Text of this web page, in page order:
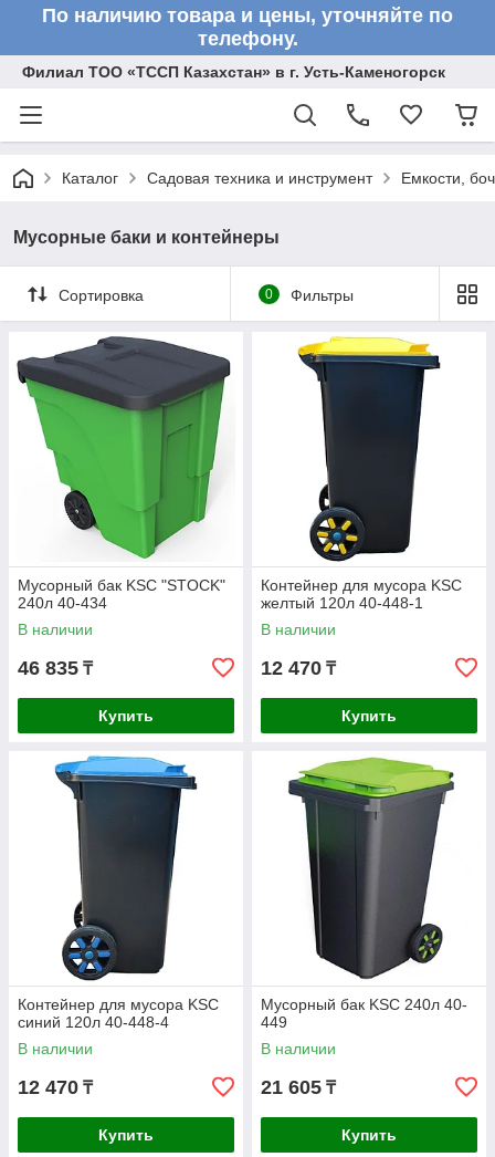
По наличию товара и цены, уточняйте по
телефону.
Филиал ТОО «ТССП Казахстан» в г. Усть-Каменогорск
Каталог Садовая техника и инструмент Емкости,
Мусорные баки и контейнеры
Сортировка 0 Фильтры
Мусорный бак KSC "STOCK"
240л 40-434
В наличии
46 835 ₸
Купить
Контейнер для мусора KSC
желтый 120л 40-448-1
В наличии
12 470 ₸
Купить
Контейнер для мусора KSC
синий 120л 40-448-4
В наличии
12 470 ₸
Купить
Мусорный бак KSC 240л 40-
449
В наличии
21 605 ₸
Купить